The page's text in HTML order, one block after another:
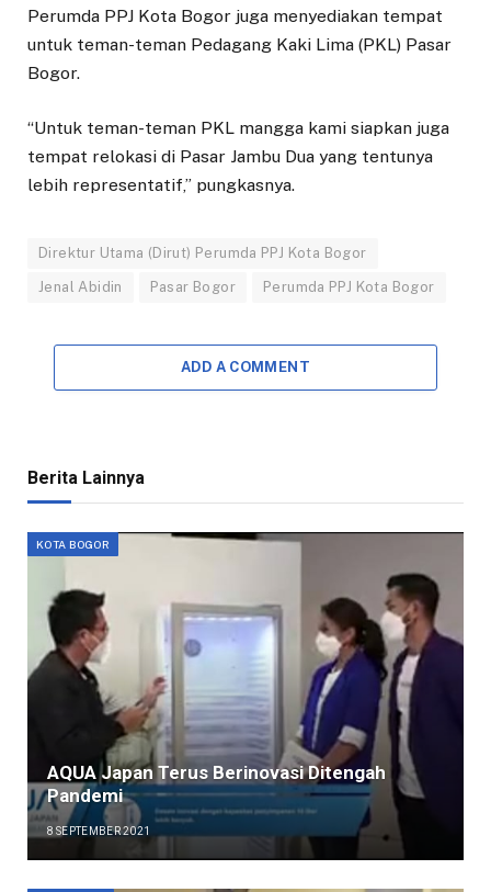
Perumda PPJ Kota Bogor juga menyediakan tempat
untuk teman-teman Pedagang Kaki Lima (PKL) Pasar
Bogor.
“Untuk teman-teman PKL mangga kami siapkan juga
tempat relokasi di Pasar Jambu Dua yang tentunya
lebih representatif,” pungkasnya.
Direktur Utama (Dirut) Perumda PPJ Kota Bogor
Jenal Abidin Pasar Bogor Perumda PPJ Kota Bogor
ADD A COMMENT
Berita Lainnya
KOTA BOGOR
AQUA Japan Terus Berinovasi Ditengah
Pandemi
8 SEPTEMBER 2021